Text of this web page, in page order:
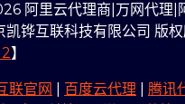
阿里云代理商|万网代理|
凯铧互联科技有限公司 版
】
联官网 百度云代理 腾讯